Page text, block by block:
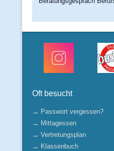
Oft besucht
→ Passwort vergessen?
→ Mittagessen
→ Vertretungsplan
→ Klassenbuch